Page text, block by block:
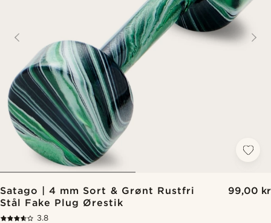
Satago | 4 mm Sort & Grønt Rustfri
Stål Fake Plug Ørestik
99,00 kr
3.8